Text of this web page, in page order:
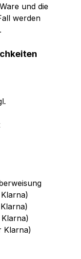
und die
werden
Klarna)